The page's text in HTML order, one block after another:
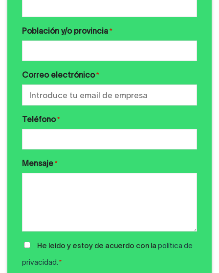
Población y/o provincia *
Correo electrónico *
Teléfono *
Mensaje *
POLÍTICA
PRIVACIDAD
He leído y estoy de acuerdo con la política de
privacidad. *